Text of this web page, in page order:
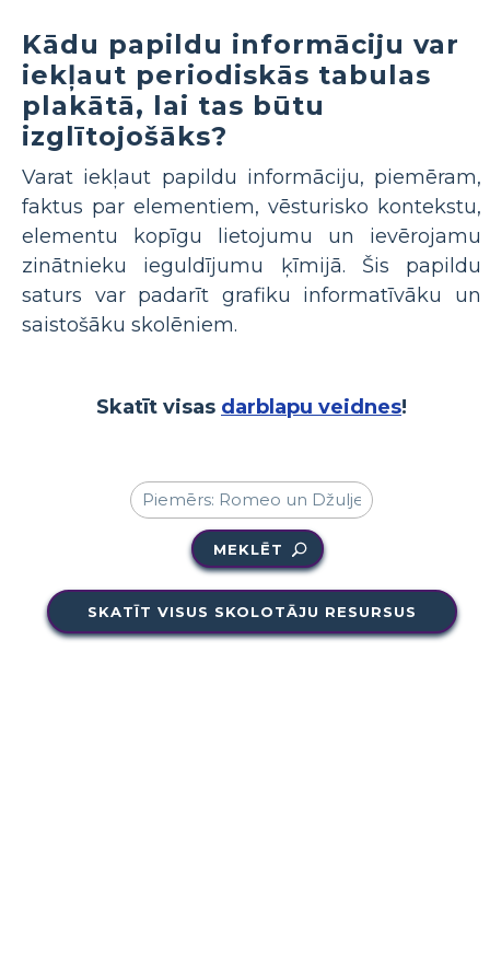
Kādu papildu informāciju var
iekļaut periodiskās tabulas
plakātā, lai tas būtu
izglītojošāks?
Varat iekļaut papildu informāciju, piemēram,
faktus par elementiem, vēsturisko kontekstu,
elementu kopīgu lietojumu un ievērojamu
zinātnieku ieguldījumu ķīmijā. Šis papildu
saturs var padarīt grafiku informatīvāku un
saistošāku skolēniem.
Skatīt visas darblapu veidnes!
MEKLĒT
SKATĪT VISUS SKOLOTĀJU RESURSUS